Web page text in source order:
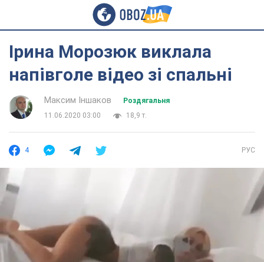
Ірина Морозюк виклала
напівголе відео зі спальні
Максим Іншаков
Роздягальня
11.06.2020 03:00
18,9 т.
4 РУС